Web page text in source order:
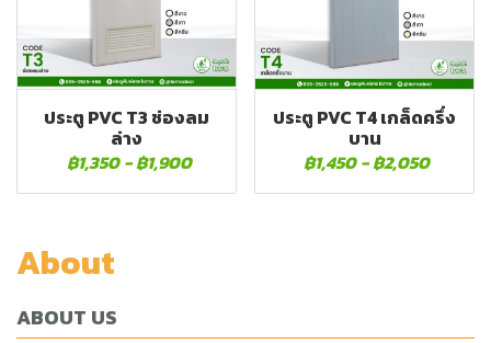
ประตู PVC T3 ช่องลม
ล่าง
฿1,350 -฿1,900
ประตู PVC T4 เกล็ดครึ่ง
บาน
฿1,450 -฿2,050
About
ABOUT US